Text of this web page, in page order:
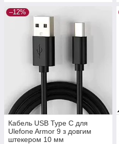
–12%
Кабель USB Type C для
Ulefone Armor 9 з довгим
штекером 10 мм